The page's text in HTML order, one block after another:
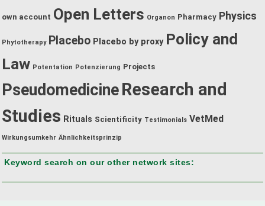
own account Open Letters Organon Pharmacy Physics
Phytotherapy Placebo Placebo by proxy Policy and
Law Potentation Potenzierung Projects
PseudomedicineResearch and
Studies Rituals Scientificity Testimonials VetMed
Wirkungsumkehr Ähnlichkeitsprinzip
Keyword search on our other network sites: